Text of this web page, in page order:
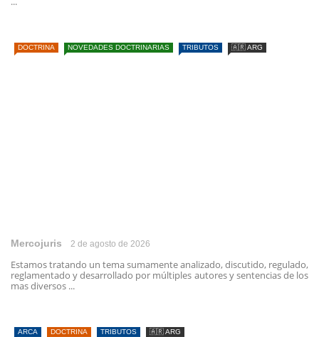
DOCTRINA NOVEDADES DOCTRINARIAS TRIBUTOS 🇦🇷 ARG
Mercojuris 2 de agosto de 2026
Estamos tratando un tema sumamente analizado, discutido, regulado,
reglamentado y desarrollado por múltiples autores y sentencias de los
mas diversos ...
ARCA DOCTRINA TRIBUTOS 🇦🇷 ARG